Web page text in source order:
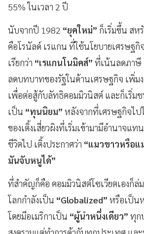
55% ในเวลา 2 ปี
นับจากปี 1982 “ยุคใหม่” ก็เริ่มขึ้น สห
คือโรนัลด์ เรแกน ที่ใช้นโยบายเศรษฐ
เรียกว่า “เรแกนโนมิคส์” ที่เน้นลดภาษี
ลดบทบาทของรัฐในด้านเศรษฐกิจ เพิ่
เพื่อต่อสู้กับลัทธิคอมมิวนิสต์ และก็เริ่ม
เป็น “ทุนนิยม” หลังจากที่เศรษฐกิจไป
ของเติ้งเสี่ยวผิงที่เริ่มเข้ามามีอำนาจแท
ชีวิตไป เติ้งประกาศว่า “แมวขาวหรือแ
มันจับหนูได้”
ที่สำคัญก็คือ คอมมิวนิสต์โซเวียตเองก็ล่
โลกกำลังเป็น “Globalized” หรือเป็น
โดยมีอเมริกาเป็น “ผู้นำหนึ่งเดียว” ทุก